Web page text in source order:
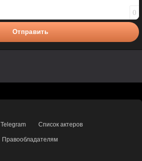
0
Отправить
Telegram Список актеров
Правообладателям